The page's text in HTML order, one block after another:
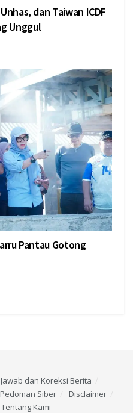
dan Taiwan ICDF
Unggul
Pantau Gotong
dan Koreksi Berita
Pedoman Siber
Disclaimer
Tentang Kami